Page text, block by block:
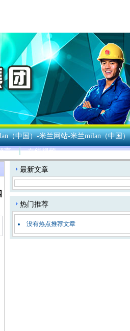
（中国）-米兰网站-米兰milan（中国）
言 在线视频
最新文章
热门推荐
没有热点推荐文章